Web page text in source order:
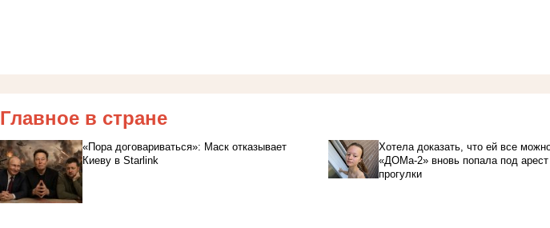
Главное в стране
«Пора договариваться»: Маск отказывает
Киеву в Starlink
Хотела доказать, что ей все
«ДОМа-2» вновь попала под арест
прогулки